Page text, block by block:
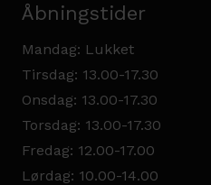
Åbningstider
Mandag: Lukket
Tirsdag: 13.00-17.30
Onsdag: 13.00-17.30
Torsdag: 13.00-17.30
Fredag: 12.00-17.00
Lørdag: 10.00-14.00